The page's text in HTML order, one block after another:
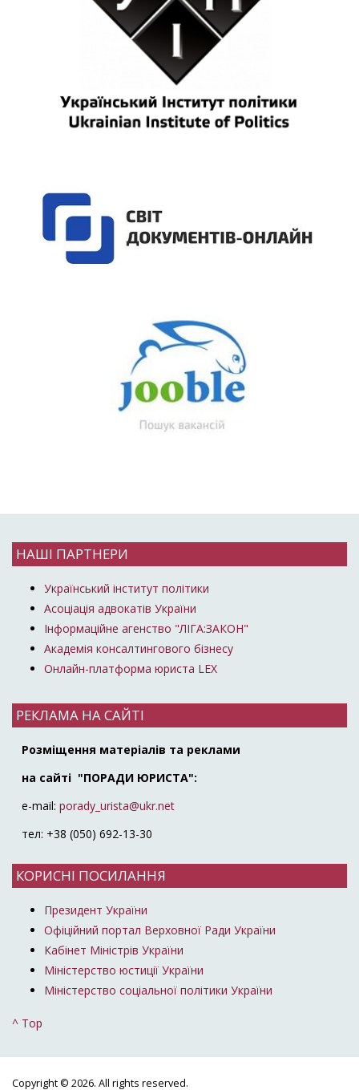
НАШІ ПАРТНЕРИ
Український інститут політики
Асоціація адвокатів України
Інформаційне агенство "ЛІГА:ЗАКОН"
Академія консалтингового бізнесу
Онлайн-платформа юриста LEX
РЕКЛАМА НА САЙТІ
Розміщення матеріалів та реклами
на сайті "ПОРАДИ ЮРИСТА":
e-mail: porady_urista@ukr.net
тел: +38 (050) 692-13-30
КОРИСНІ ПОСИЛАННЯ
Президент України
Офіційний портал Верховної Ради України
Кабінет Міністрів України
Міністерство юстиції України
Міністерство соціальної політики України
^ Top
Copyright © 2026. All rights reserved.